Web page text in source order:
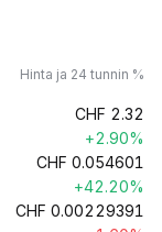
Hinta ja 24 tunnin %
CHF 2.32
+2.90%
CHF 0.054601
+42.20%
CHF 0.00229391